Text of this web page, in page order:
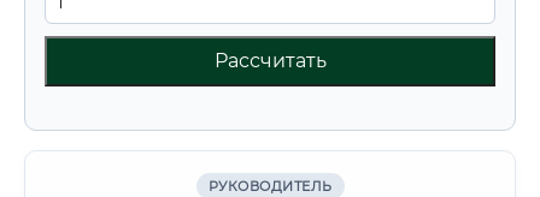
Рассчитать
РУКОВОДИТЕЛЬ